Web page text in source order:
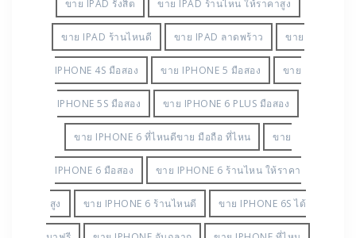
ขาย IPAD รังสิต ขาย IPAD ร้านไหน ให้ราคาสูง
ขาย IPAD ร้านไหนดี ขาย IPAD ลาดพร้าว ขาย
IPHONE 4S มือสอง ขาย IPHONE 5 มือสอง ขาย
IPHONE 5S มือสอง ขาย IPHONE 6 PLUS มือสอง
ขาย IPHONE 6 ที่ไหนดีขาย มือถือ ที่ไหน ขาย
IPHONE 6 มือสอง ขาย IPHONE 6 ร้านไหน ให้ราคา
สูง ขาย IPHONE 6 ร้านไหนดี ขาย IPHONE 6S ได้